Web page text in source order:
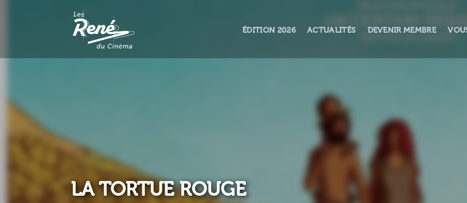
ÉDITION 2026 ACTUALITÉS DEVENIR MEMBRE
LA TORTUE ROUGE